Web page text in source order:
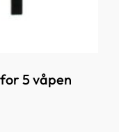
5 våpen